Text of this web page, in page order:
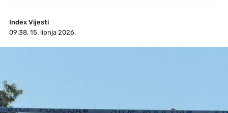
Index Vijesti
09:38, 15. lipnja 2026.